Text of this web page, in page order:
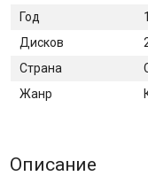
Год
Дисков
Страна
Жанр
Описание